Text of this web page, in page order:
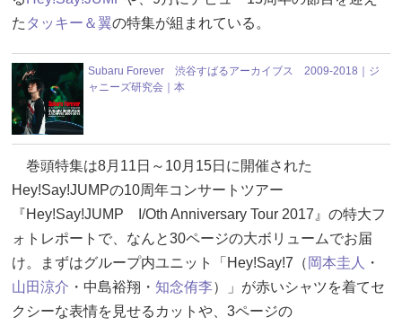
た タッキー＆翼の特集が組まれている。
Subaru Forever 渋谷すばるアーカイブス 2009-2018｜ジ
ャニーズ研究会｜本
巻頭特集は8月11日～10月15日に開催された
Hey!Say!JUMPの10周年コンサートツアー
『Hey!Say!JUMP I/Oth Anniversary Tour 2017』の特大フ
ォトレポートで、なんと30ページの大ボリュームでお届
け。まずはグループ内ユニット「Hey!Say!7（ 岡本圭人
・
山田涼介 ・中島裕翔・ 知念侑李）」が赤いシャツを着てセ
クシーな表情を見せるカットや、3ページの